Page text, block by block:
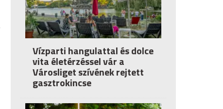
Vízparti hangulattal és dolce
vita életérzéssel vár a
Városliget szívének rejtett
gasztrokincse